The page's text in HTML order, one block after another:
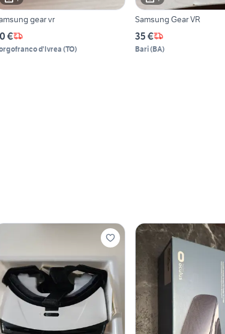
gear vr
€
d'Ivrea (TO)
Samsung Gear VR
35 €
Bari(BA)